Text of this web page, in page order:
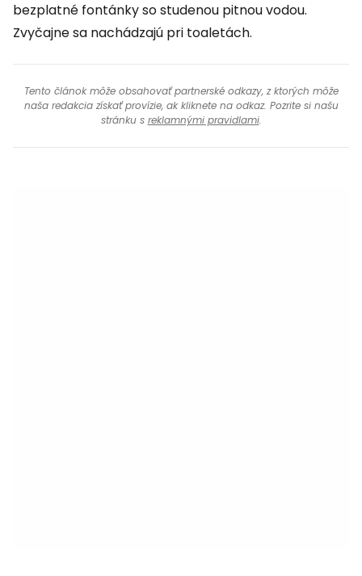
bezplatné fontánky so studenou pitnou vodou.
Zvyčajne sa nachádzajú pri toaletách.
Tento článok môže obsahovať partnerské odkazy, z ktorých môže
naša redakcia získať provízie, ak kliknete na odkaz. Pozrite si našu
stránku s reklamnými pravidlami.